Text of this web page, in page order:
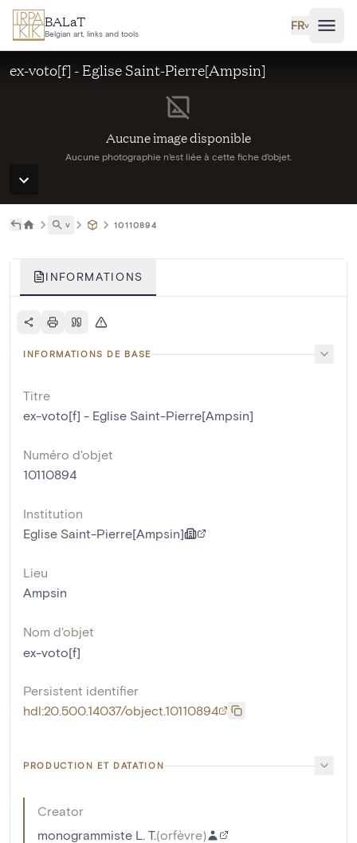
Aller au contenu principal
BALaT
Belgian art, links and tools
FR˅
Aucune image disponible
Aucune photographie n'est liée à cette fiche d'objet.
ex-voto[f] - Eglise Saint-Pierre[Ampsin]
˅ 10110894
INFORMATIONS
INFORMATIONS DE BASE
Titre
ex-voto[f] - Eglise Saint-Pierre[Ampsin]
Numéro d'objet
10110894
Institution
Eglise Saint-Pierre[Ampsin]
Lieu
Ampsin
Nom d'objet
ex-voto[f]
Persistent identifier
hdl:20.500.14037/object.10110894
PRODUCTION ET DATATION
Creator
monogrammiste L. T.(orfèvre)